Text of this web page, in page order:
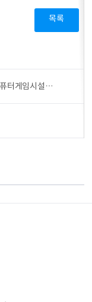
목록
(청소년게임제공업,인터넷컴퓨터게임시설제공업)등록신청서